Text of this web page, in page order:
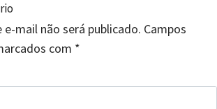
e-mail não será publicado. Campos
com *